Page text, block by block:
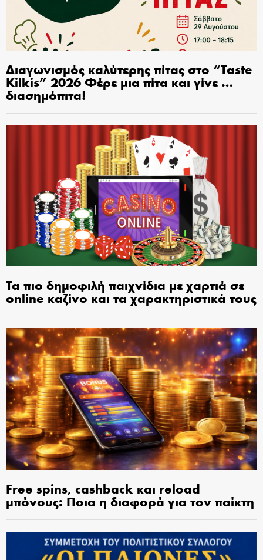
Διαγωνισμός καλύτερης πίτας στο “Taste
Kilkis” 2026 Φέρε μια πίτα και γίνε …
διασημόπιτα!
Τα πιο δημοφιλή παιχνίδια με χαρτιά σε
online καζίνο και τα χαρακτηριστικά τους
Free spins, cashback και reload
μπόνους: Ποια η διαφορά για τον παίκτη